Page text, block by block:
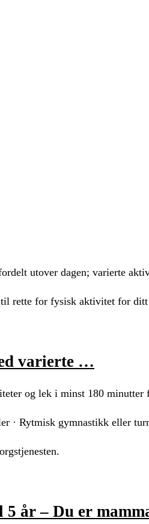
utover dagen; varierte
rette for fysisk aktivitet for ditt
varierte …
og lek i minst 180 minutter
· Rytmisk gymnastikk eller
år – Du er